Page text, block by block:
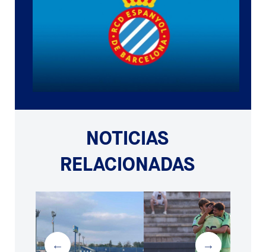
NOTICIAS
RELACIONADAS